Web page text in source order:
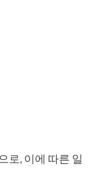
로, 이에 따른 일